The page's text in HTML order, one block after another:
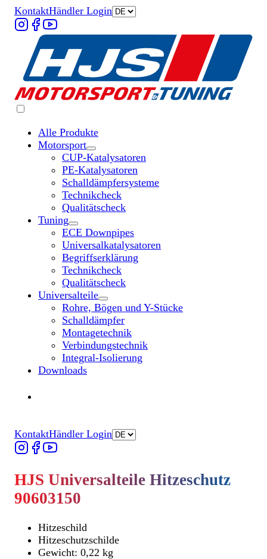
KontaktHändler Login
Alle Produkte
Motorsport
Untermenü „Motorsport“ öffnen
CUP-Katalysatoren
PE-Katalysatoren
Schalldämpfersysteme
Technikcheck
Qualitätscheck
Tuning
Untermenü „Tuning“ öffnen
ECE Downpipes
Universalkatalysatoren
Begriffserklärung
Technikcheck
Qualitätscheck
Universalteile
Untermenü „Universalteile“ öffnen
Rohre, Bögen und Y-Stücke
Schalldämpfer
Montagetechnik
Verbindungstechnik
Integral-Isolierung
Downloads
KontaktHändler Login
HJS Universalteile Hitzeschutz
90603150
Hitzeschild
Hitzeschutzschilde
Gewicht: 0,22 kg